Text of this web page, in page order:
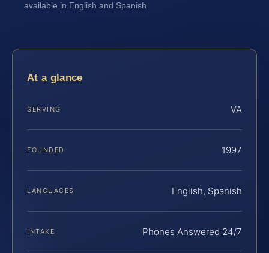
available in English and Spanish
At a glance
SERVING VA
FOUNDED 1997
LANGUAGES English, Spanish
INTAKE Phones Answered 24/7